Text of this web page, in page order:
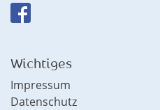
Wichtiges
Impressum
Datenschutz